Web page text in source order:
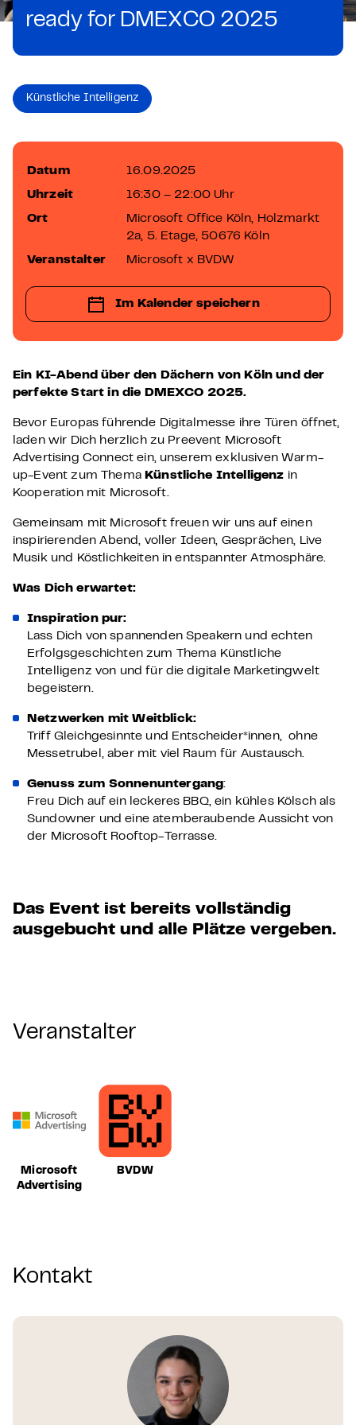
ready for DMEXCO 2025
Künstliche Intelligenz
Ein KI-Abend über den Dächern von Köln und der
perfekte Start in die DMEXCO 2025.
Bevor Europas führende Digitalmesse ihre Türen öffnet,
laden wir Dich herzlich zu Preevent Microsoft
Advertising Connect ein, unserem exklusiven Warm-
up-Event zum Thema Künstliche Intelligenz in
Kooperation mit Microsoft.
Gemeinsam mit Microsoft freuen wir uns auf einen
inspirierenden Abend, voller Ideen, Gesprächen, Live
Musik und Köstlichkeiten in entspannter Atmosphäre.
Was Dich erwartet:
Inspiration pur:
Lass Dich von spannenden Speakern und echten
Erfolgsgeschichten zum Thema Künstliche
Intelligenz von und für die digitale Marketingwelt
begeistern.
Netzwerken mit Weitblick:
Triff Gleichgesinnte und Entscheider*innen, ohne
Messetrubel, aber mit viel Raum für Austausch.
Genuss zum Sonnenuntergang:
Freu Dich auf ein leckeres BBQ, ein kühles Kölsch als
Sundowner und eine atemberaubende Aussicht von
der Microsoft Rooftop-Terrasse.
Das Event ist bereits vollständig
ausgebucht und alle Plätze vergeben.
Datum 16.09.2025
Uhrzeit 16:30 – 22:00 Uhr
Ort
Microsoft Office Köln, Holzmarkt
2a, 5. Etage, 50676 Köln
Veranstalter Microsoft x BVDW
Im Kalender speichern
Veranstalter
Microsoft
Advertising
BVDW
Kontakt